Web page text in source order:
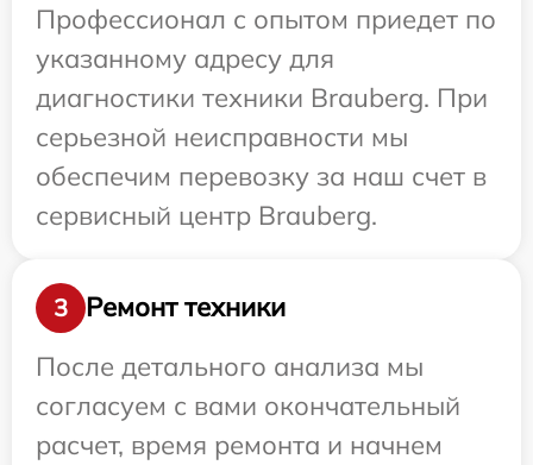
Профессионал с опытом приедет по
указанному адресу для
диагностики техники Brauberg. При
серьезной неисправности мы
обеспечим перевозку за наш счет в
сервисный центр Brauberg.
3
Ремонт техники
После детального анализа мы
согласуем с вами окончательный
расчет, время ремонта и начнем